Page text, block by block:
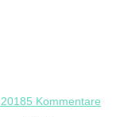
5 Kommentare